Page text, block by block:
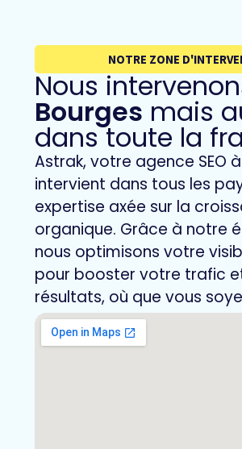
NOTRE ZONE
Nous
Bourges mais
dans toute la
Astrak, votre agence SEO
intervient dans tous les
expertise axée sur la
organique. Grâce à notre
nous optimisons votre
pour booster votre trafic
résultats, où que vous